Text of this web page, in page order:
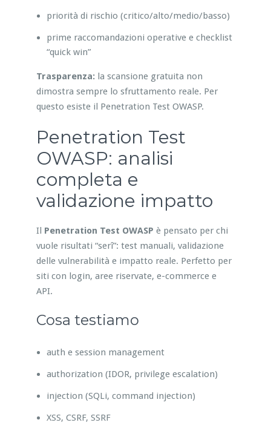
priorità di rischio (critico/alto/medio/basso)
prime raccomandazioni operative e checklist
“quick win”
Trasparenza: la scansione gratuita non
dimostra sempre lo sfruttamento reale. Per
questo esiste il Penetration Test OWASP.
Penetration Test
OWASP: analisi
completa e
validazione impatto
Il Penetration Test OWASP è pensato per chi
vuole risultati “serî”: test manuali, validazione
delle vulnerabilità e impatto reale. Perfetto per
siti con login, aree riservate, e-commerce e
API.
Cosa testiamo
auth e session management
authorization (IDOR, privilege escalation)
injection (SQLi, command injection)
XSS, CSRF, SSRF